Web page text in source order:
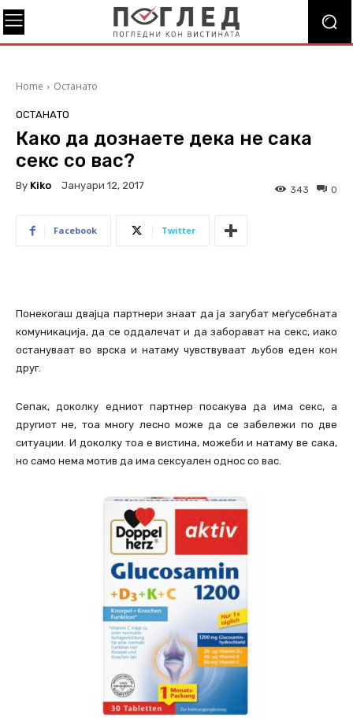
Home Останато
ОСТАНАТО
Како да дознаете дека не сака
секс со вас?
By Kiko Јануари 12, 2017 0
343
Facebook Twitter
Понекогаш двајца партнери знаат да ја загубат меѓусебната
комуникација, да се оддалечат и да заборават на секс, иако
остануваат во врска и натаму чувствуваат љубов еден кон
друг.
Сепак, доколку едниот партнер посакува да има секс, а
другиот не, тоа многу лесно може да се забележи по две
ситуации. И доколку тоа е вистина, можеби и натаму ве сака,
но само нема мотив да има сексуален однос со вас.